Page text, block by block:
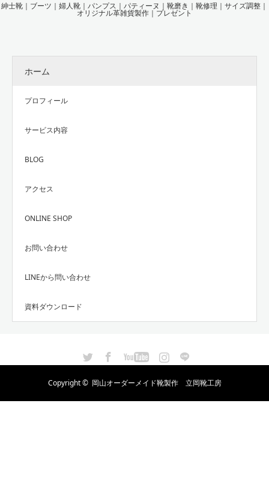
紳士靴｜ブーツ｜婦人靴｜パンプス｜パティーヌ｜靴磨き｜靴修理｜サイズ調整｜
オリジナル革雑貨製作｜プレゼント
ホーム
プロフィール
サービス内容
BLOG
アクセス
ONLINE SHOP
お問い合わせ
LINEから問い合わせ
資料ダウンロード
YouTubeInstagram
Copyright © 岡山オーダーメイド靴製作 立岡靴工房